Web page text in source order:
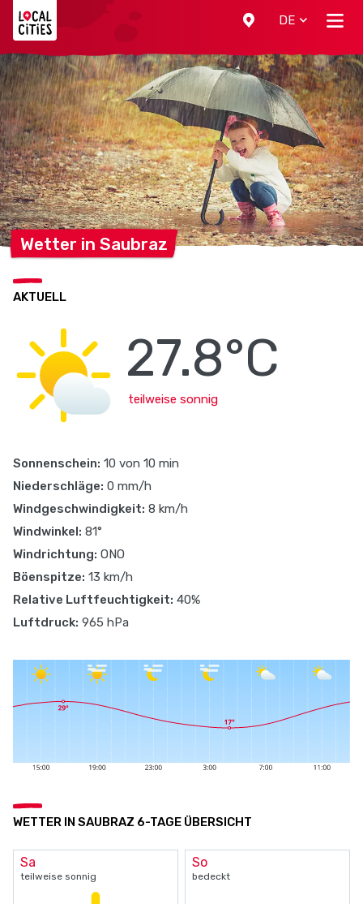
DE
Wetter in Saubraz
AKTUELL
27.8°C
teilweise sonnig
Sonnenschein: 10 von 10 min
Niederschläge: 0 mm/h
Windgeschwindigkeit: 8 km/h
Windwinkel: 81°
Windrichtung: ONO
Böenspitze: 13 km/h
Relative Luftfeuchtigkeit: 40%
Luftdruck: 965 hPa
WETTER IN SAUBRAZ 6-TAGE ÜBERSICHT
Sa
teilweise sonnig
So
bedeckt